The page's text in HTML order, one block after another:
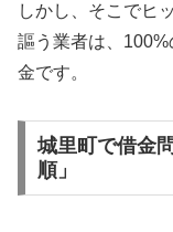
しかし、そこでヒ
謳う業者は、
金です。
城里町で借金
順」